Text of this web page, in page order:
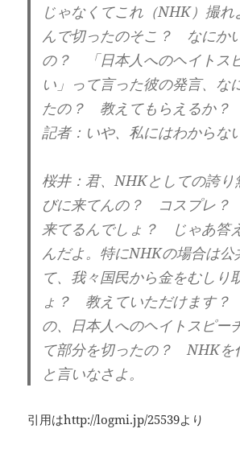
じゃなくてこれ（NHK）撮
んで切ったのそこ？ なにか
の？ 「日本人へのヘイトス
い」って言った彼の発言、な
たの？ 教えてもらえるか？
記者：いや、私にはわからな
桜井：君、NHKとしての誇
びに来てんの？ コスプレ
来てるんでしょ？ じゃあ答
んだよ。特にNHKの場合は公
て、我々国民から金をむしり
ょ？ 教えていただけます
の、日本人へのヘイトスピー
て部分を切ったの？ NHKを
と言いなさよ。
引用はhttp://logmi.jp/25539より